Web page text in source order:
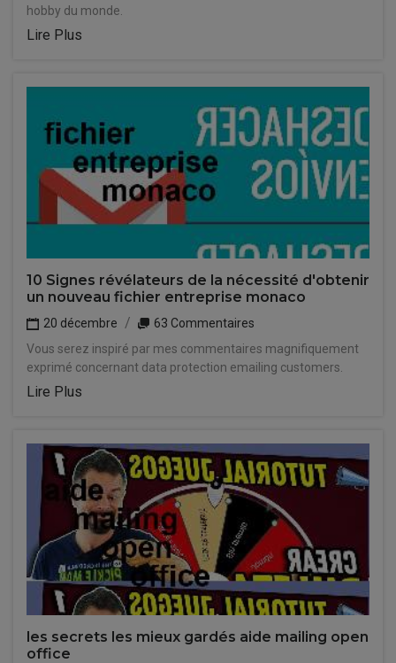
hobby du monde.
Lire Plus
10 Signes révélateurs de la nécessité d'obtenir
un nouveau fichier entreprise monaco
20 décembre
63 Commentaires
Vous serez inspiré par mes commentaires magnifiquement
exprimé concernant data protection emailing customers.
Lire Plus
les secrets les mieux gardés aide mailing open
office